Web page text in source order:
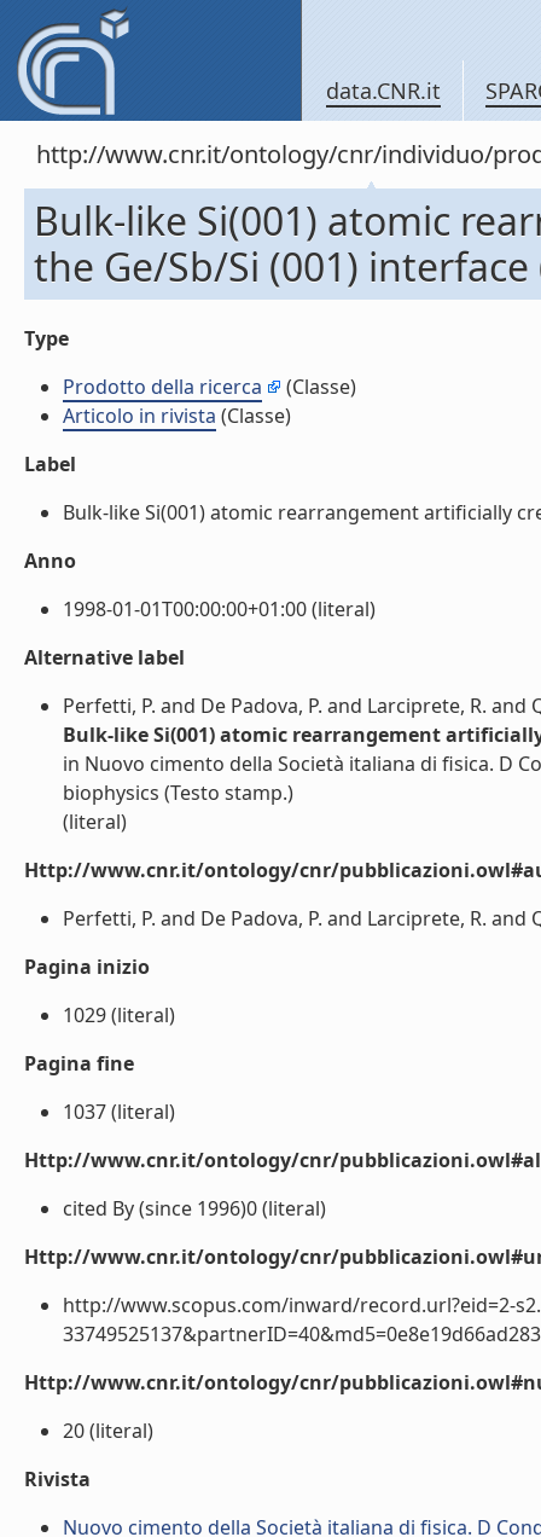
data.CNR.it
http://www.cnr.it/ontology/cnr/individuo/
Bulk-like Si(001) atomic
the Ge/Sb/Si (001)
Type
Prodotto della ricerca
(Classe)
Articolo in rivista (Classe)
Label
Bulk-like Si(001) atomic rearrangement artificially
Anno
1998-01-01T00:00:00+01:00 (literal)
Alternative label
Perfetti, P. and De Padova, P. and Larciprete, R. and
Bulk-like Si(001) atomic rearrangement
in Nuovo cimento della Società italiana di fisica. D
biophysics (Testo stamp.)
(literal)
Http://www.cnr.it/ontology/cnr/
Perfetti, P. and De Padova, P. and Larciprete, R.
Pagina inizio
1029 (literal)
Pagina fine
1037 (literal)
Http://www.cnr.it/ontology/cnr/
cited By (since 1996)0 (literal)
Http://www.cnr.it/ontology/cnr/
http://www.scopus.com/inward/record.url?eid=2-
Http://www.cnr.it/ontology/cnr/
20 (literal)
Rivista
Nuovo cimento della Società italiana di fisica. D